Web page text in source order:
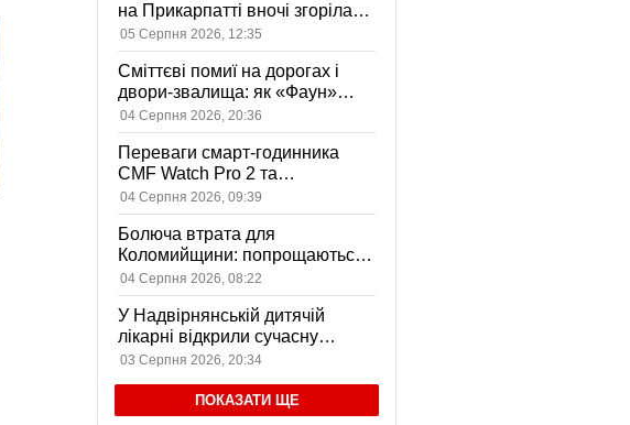
на Прикарпатті вночі згоріла
садиба, є постраждала
05 Серпня 2026, 12:35
Сміттєві помиї на дорогах і
двори-звалища: як «Фаун»
вивозить відходи в Коломиї
04 Серпня 2026, 20:36
Переваги смарт-годинника
CMF Watch Pro 2 та
навушників CMF Buds Pro 2
для сучасних користувачів
04 Серпня 2026, 09:39
Болюча втрата для
Коломийщини: попрощаються
із захисником, який віддав
життя за Україну
04 Серпня 2026, 08:22
У Надвірнянській дитячій
лікарні відкрили сучасну
сенсорну кімнату
03 Серпня 2026, 20:34
ПОКАЗАТИ ЩЕ